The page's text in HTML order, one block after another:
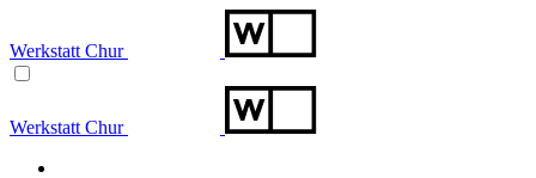
Werkstatt Chur
Werkstatt Chur